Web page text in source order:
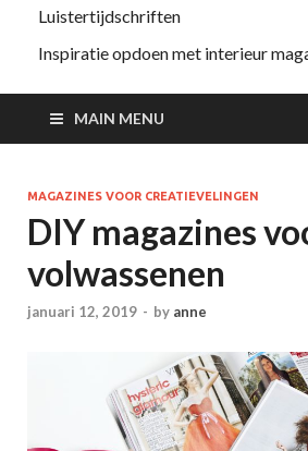
Luistertijdschriften
Inspiratie opdoen met interieur
MAIN MENU
MAGAZINES VOOR CREATIEVELINGEN
DIY magazines
volwassenen
januari 12, 2019 - by anne